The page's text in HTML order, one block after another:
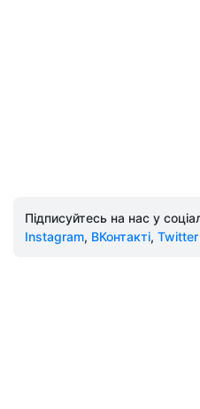
Підписуйтесь на нас у
Instagram, ВКонтакті, Twitter